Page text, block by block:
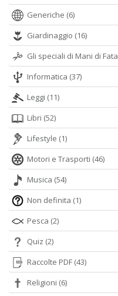
Generiche (6)
Giardinaggio (16)
Gli speciali di Mani di Fata
Informatica (37)
Leggi (11)
Libri (52)
Lifestyle (1)
Motori e Trasporti (46)
Musica (54)
Non definita (1)
Pesca (2)
Quiz (2)
Raccolte PDF (43)
Religioni (6)